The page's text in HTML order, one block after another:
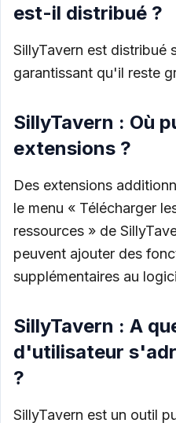
est-il distribué ?
SillyTavern est distribué
garantissant qu'il reste
SillyTavern : Où
extensions ?
Des extensions
le menu « Télécharger
ressources » de
peuvent ajouter des
supplémentaires au
SillyTavern : A
d'utilisateur
?
SillyTavern est un outil